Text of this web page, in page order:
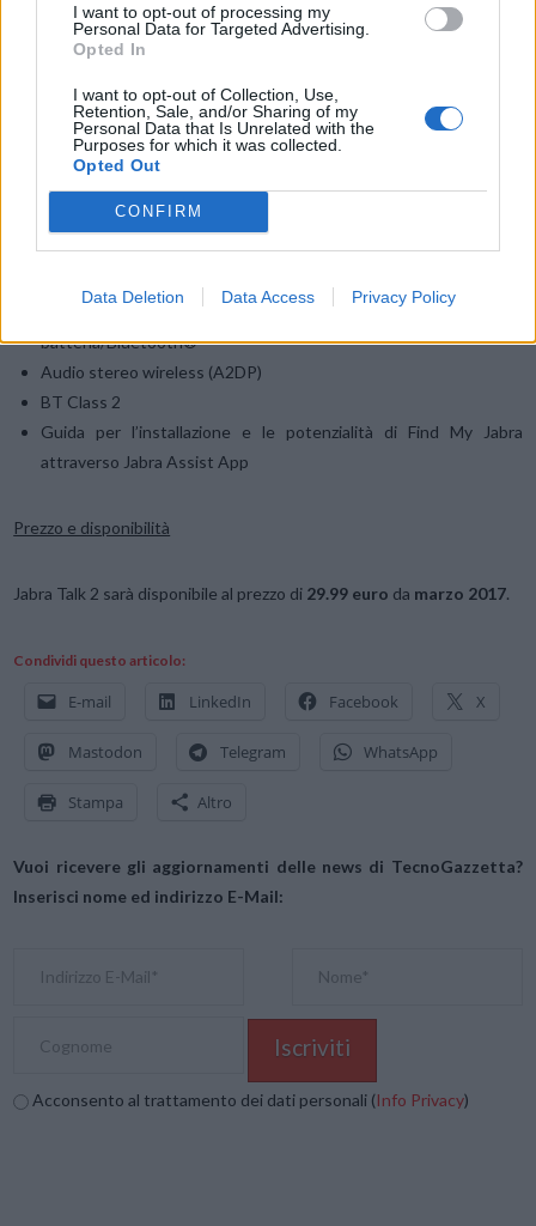
I want to opt-out of processing my
Personal Data for Targeted Advertising.
Opted In
I want to opt-out of Collection, Use,
Retention, Sale, and/or Sharing of my
Personal Data that Is Unrelated with the
Purposes for which it was collected.
Opted Out
CONFIRM
Data Deletion Data Access Privacy Policy
Bluetooth® 4.0
HD Voice per conversazioni più chiare
Indossabilità sicura e confortevole, con cuscinetti auricolari in
ear gel
Fino a nove ore di durata della batteria e nove giorni di standby
Guida vocale
Utilizzo intuitivo con pulsante on/off e simboli specifici
batteria/Bluetooth®
Audio stereo wireless (A2DP)
BT Class 2
Guida per l’installazione e le potenzialità di Find My Jabra
attraverso Jabra Assist App
Prezzo e disponibilità
Jabra Talk 2 sarà disponibile al prezzo di 29.99 euro da marzo 2017.
Condividi questo articolo:
E-mail LinkedIn Facebook X
Mastodon Telegram WhatsApp
Stampa Altro
Vuoi ricevere gli aggiornamenti delle news di TecnoGazzetta?
Inserisci nome ed indirizzo E-Mail:
Acconsento al trattamento dei dati personali (Info Privacy)